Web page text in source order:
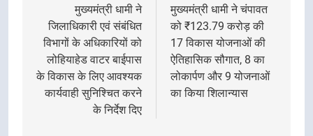
navigation
मुख्यमंत्री धामी ने
जिलाधिकारी एवं संबंधित
विभागों के अधिकारियों को
लोहियाहेड वाटर बाईपास
के विकास के लिए आवश्यक
कार्यवाही सुनिश्चित करने
के निर्देश दिए
मुख्यमंत्री धामी ने चंपावत
को ₹123.79 करोड़ की
17 विकास योजनाओं की
ऐतिहासिक सौगात, 8 का
लोकार्पण और 9 योजनाओं
का किया शिलान्यास